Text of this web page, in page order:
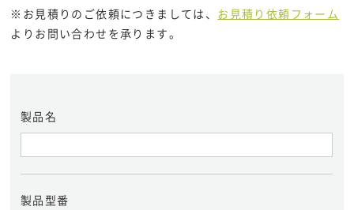
※お見積りのご依頼につきましては、 お見積り依頼フォーム
よりお問い合わせを承ります。
製品名
製品型番